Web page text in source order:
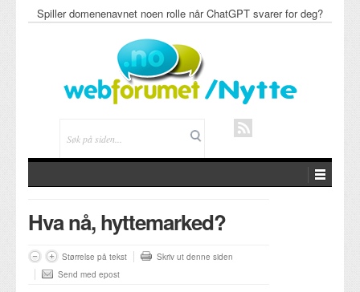
Spiller domenenavnet noen rolle når ChatGPT svarer for deg?
Hva nå, hyttemarked?
Størrelse på tekst
Skriv ut denne siden
Send med epost